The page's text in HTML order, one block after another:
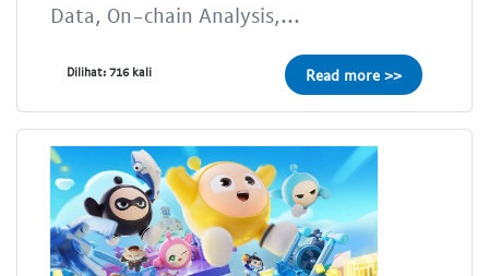
Data, On-chain Analysis,...
Dilihat: 716 kali Read more >>